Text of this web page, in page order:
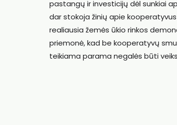
pastangų ir investicijų dėl sunkiai
dar stokoja žinių apie
realiausia žemės ūkio rinkos
priemonė, kad be kooperatyvų
teikiama parama negalės būti